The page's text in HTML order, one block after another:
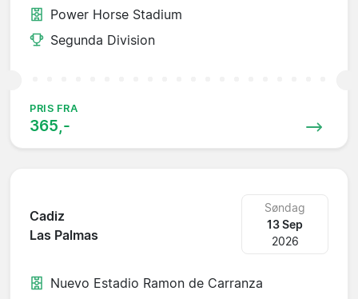
Power Horse Stadium
Segunda Division
PRIS FRA
365,-
Cadiz
Las Palmas
Søndag
13 Sep
2026
Nuevo Estadio Ramon de Carranza